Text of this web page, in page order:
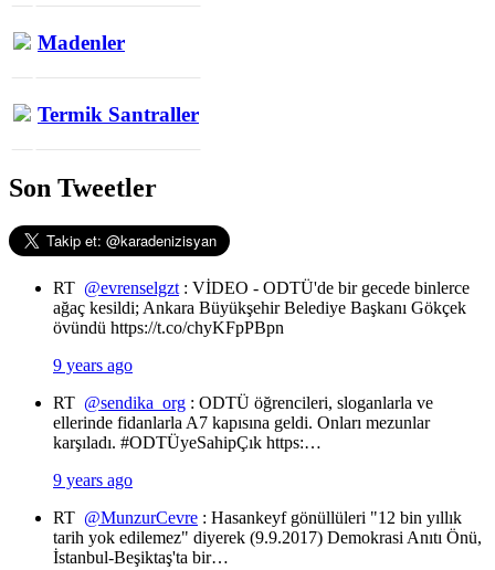
Madenler
Termik Santraller
Son Tweetler
RT @evrenselgzt : VİDEO - ODTÜ'de bir gecede binlerce
ağaç kesildi; Ankara Büyükşehir Belediye Başkanı Gökçek
övündü https://t.co/chyKFpPBpn
9 years ago
RT @sendika_org : ODTÜ öğrencileri, sloganlarla ve
ellerinde fidanlarla A7 kapısına geldi. Onları mezunlar
karşıladı. #ODTÜyeSahipÇık https:…
9 years ago
RT @MunzurCevre : Hasankeyf gönüllüleri "12 bin yıllık
tarih yok edilemez" diyerek (9.9.2017) Demokrasi Anıtı Önü,
İstanbul-Beşiktaş'ta bir…